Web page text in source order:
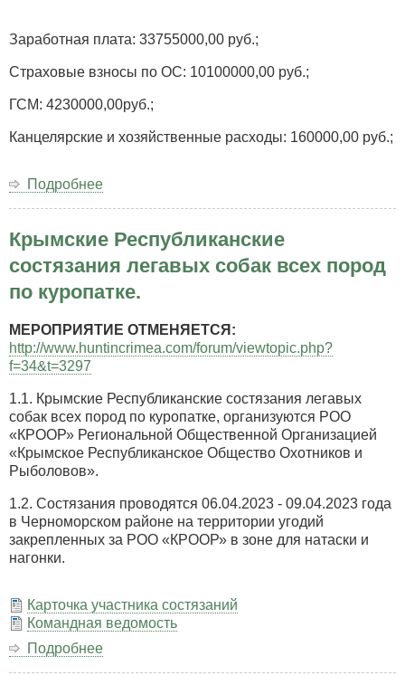
Заработная плата: 33755000,00 руб.;
Страховые взносы по ОС: 10100000,00 руб.;
ГСМ: 4230000,00руб.;
Канцелярские и хозяйственные расходы: 160000,00 руб.;
Подробнее
ОТЧЕТ
деятельности
Региональной
организации
«Крымское
охотников
и
рыболовов»
за
Крымские Республиканские
состязания легавых собак всех пород
по куропатке.
МЕРОПРИЯТИЕ ОТМЕНЯЕТСЯ:
http://www.huntincrimea.com/forum/viewtopic.php?
f=34&t=3297
1.1. Крымские Республиканские состязания легавых
собак всех пород по куропатке, организуются РОО
«КРООР» Региональной Общественной Организацией
«Крымское Республиканское Общество Охотников и
Рыболовов».
1.2. Состязания проводятся 06.04.2023 - 09.04.2023 года
в Черноморском районе на территории угодий
закрепленных за РОО «КРООР» в зоне для натаски и
нагонки.
Карточка участника состязаний
Командная ведомость
Подробнее